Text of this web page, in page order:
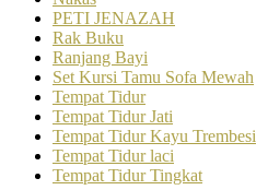
PETI JENAZAH
Rak Buku
Ranjang Bayi
Set Kursi Tamu Sofa Mewah
Tempat Tidur
Tempat Tidur Jati
Tempat Tidur Kayu Trembesi
Tempat Tidur laci
Tempat Tidur Tingkat